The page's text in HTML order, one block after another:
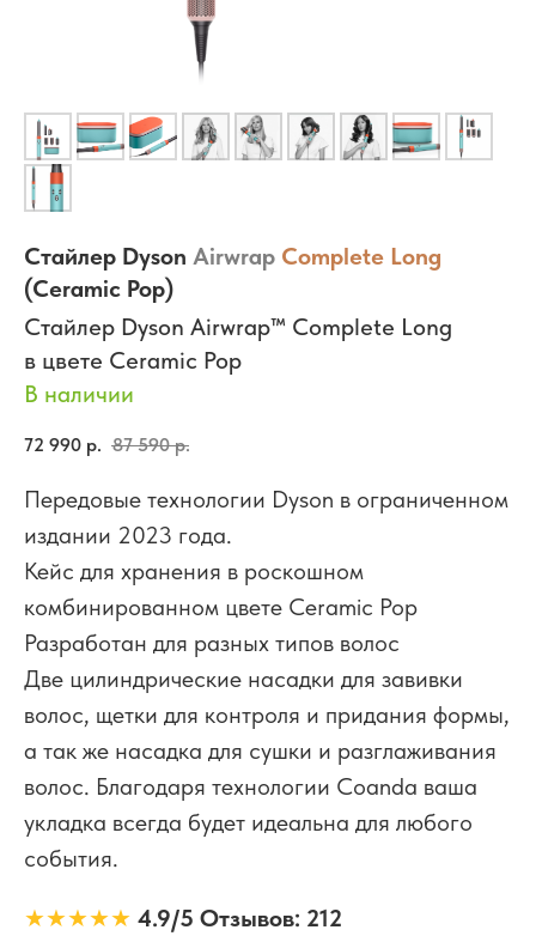
Стайлер Dyson Airwrap Complete Long
(Ceramic Pop)
Cтайлер Dyson Airwrap™ Complete Long
в цвете Ceramic Pop
В наличии
72 990 р. 87 590 р.
Передовые технологии Dyson в ограниченном
издании 2023 года.
Кейс для хранения в роскошном
комбинированном цвете Ceramic Pop
Разработан для разных типов волос
Две цилиндрические насадки для завивки
волос, щетки для контроля и придания формы,
а так же насадка для сушки и разглаживания
волос. Благодаря технологии Coanda ваша
укладка всегда будет идеальна для любого
события.
★★★★★ 4.9/5 Отзывов: 212